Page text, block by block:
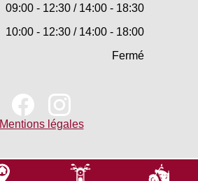
09:00 - 12:30 / 14:00 - 18:30
10:00 - 12:30 / 14:00 - 18:00
Fermé
Mentions légales